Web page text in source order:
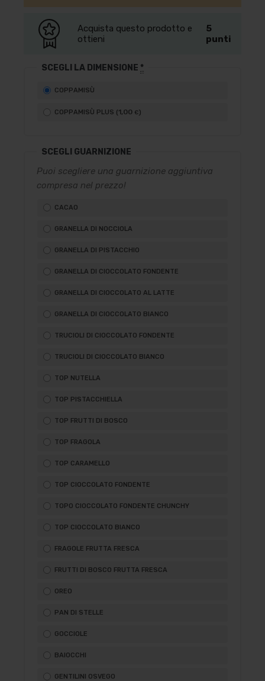
Acquista questo prodotto e
ottieni
5
punti
SCEGLI LA DIMENSIONE *
COPPAMISÙ
COPPAMISÙ PLUS (1,00 €)
SCEGLI GUARNIZIONE
Puoi scegliere una guarnizione aggiuntiva
compresa nel prezzo!
CACAO
GRANELLA DI NOCCIOLA
GRANELLA DI PISTACCHIO
GRANELLA DI CIOCCOLATO FONDENTE
GRANELLA DI CIOCCOLATO AL LATTE
GRANELLA DI CIOCCOLATO BIANCO
TRUCIOLI DI CIOCCOLATO FONDENTE
TRUCIOLI DI CIOCCOLATO BIANCO
TOP NUTELLA
TOP PISTACCHIELLA
TOP FRUTTI DI BOSCO
TOP FRAGOLA
TOP CARAMELLO
TOP CIOCCOLATO FONDENTE
TOPO CIOCCOLATO FONDENTE CHUNCHY
TOP CIOCCOLATO BIANCO
FRAGOLE FRUTTA FRESCA
FRUTTI DI BOSCO FRUTTA FRESCA
OREO
PAN DI STELLE
GOCCIOLE
BAIOCCHI
GENTILINI OSVEGO